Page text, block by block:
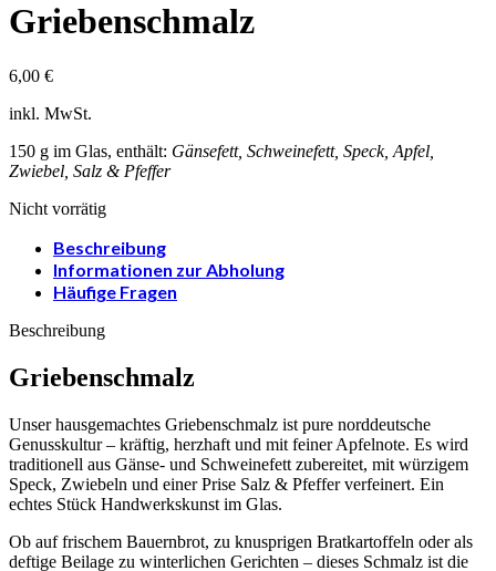
Griebenschmalz
6,00 €
inkl. MwSt.
150 g im Glas, enthält: Gänsefett, Schweinefett, Speck, Apfel,
Zwiebel, Salz & Pfeffer
Nicht vorrätig
Beschreibung
Informationen zur Abholung
Häufige Fragen
Beschreibung
Griebenschmalz
Unser hausgemachtes Griebenschmalz ist pure norddeutsche
Genusskultur – kräftig, herzhaft und mit feiner Apfelnote. Es wird
traditionell aus Gänse- und Schweinefett zubereitet, mit würzigem
Speck, Zwiebeln und einer Prise Salz & Pfeffer verfeinert. Ein
echtes Stück Handwerkskunst im Glas.
Ob auf frischem Bauernbrot, zu knusprigen Bratkartoffeln oder als
deftige Beilage zu winterlichen Gerichten – dieses Schmalz ist die